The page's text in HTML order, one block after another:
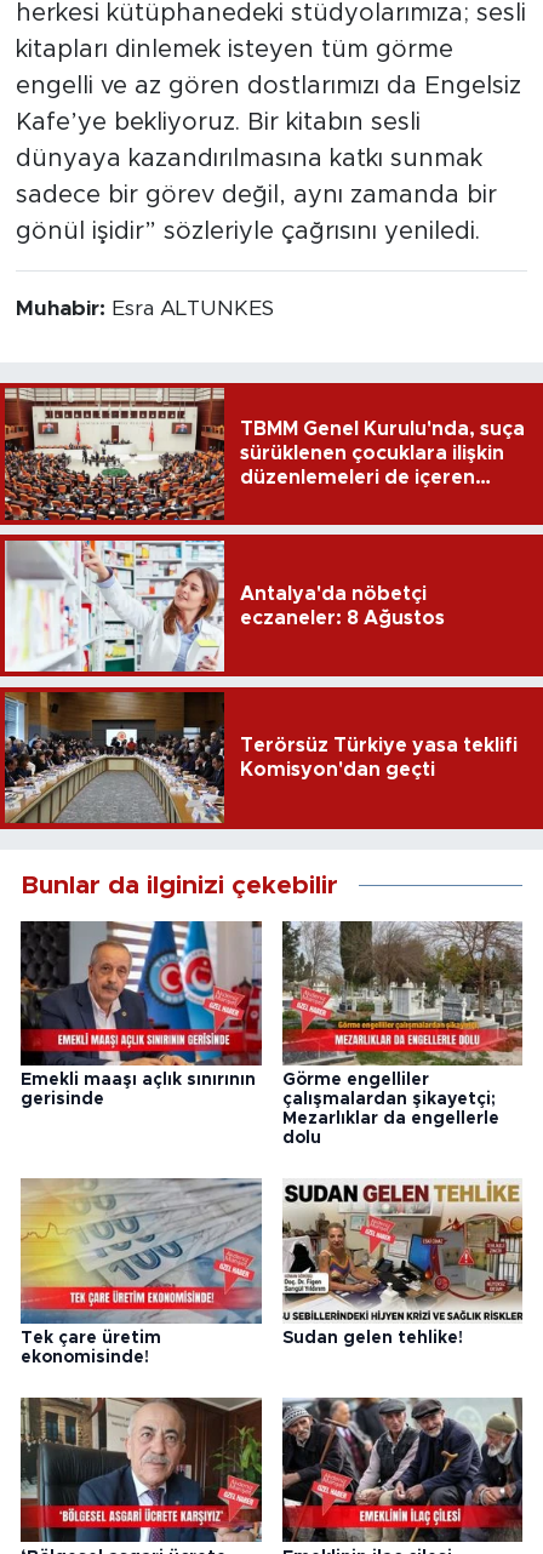
herkesi kütüphanedeki stüdyolarımıza; sesli
kitapları dinlemek isteyen tüm görme
engelli ve az gören dostlarımızı da Engelsiz
Kafe’ye bekliyoruz. Bir kitabın sesli
dünyaya kazandırılmasına katkı sunmak
sadece bir görev değil, aynı zamanda bir
gönül işidir” sözleriyle çağrısını yeniledi.
Muhabir: Esra ALTUNKES
TBMM Genel Kurulu'nda, suça
sürüklenen çocuklara ilişkin
düzenlemeleri de içeren
edildi
Antalya'da nöbetçi
eczaneler: 8 Ağustos
Terörsüz Türkiye yasa teklifi
Komisyon'dan geçti
Bunlar da ilginizi çekebilir
Emekli maaşı açlık sınırının
gerisinde
Görme engelliler
çalışmalardan şikayetçi;
Mezarlıklar da engellerle
dolu
Tek çare üretim
ekonomisinde!
Sudan gelen tehlike!